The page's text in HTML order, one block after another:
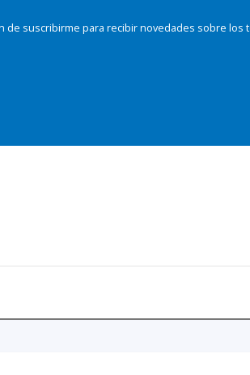
suscribirme para recibir novedades sobre los